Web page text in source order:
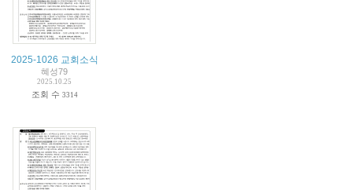
2025-1026 교회소식
혜성79
2025.10.25
조회 수 3314